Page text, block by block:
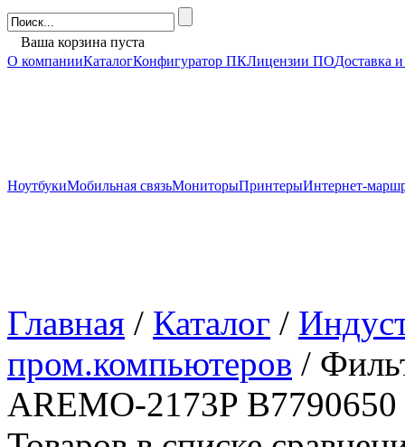
Ваша корзина пуста
О компанииКаталогКонфигуратор ПКЛицензии ПОДоставка
НоутбукиМобильная связьМониторыПринтерыИнтернет-
Главная / Каталог /
пром.компьютеров /
AREMO-2173P B7790650